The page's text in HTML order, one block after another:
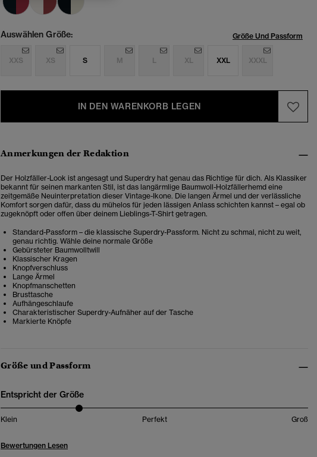
Auswählen Größe: Größe Und Passform
XXS XS S M L XL XXL XXXL
IN DEN WARENKORB LEGEN
Anmerkungen der Redaktion
Der Holzfäller-Look ist angesagt und Superdry hat genau das Richtige für dich. Als Klassiker
bekannt für seinen markanten Stil, ist das langärmlige Baumwoll-Holzfällerhemd eine
zeitgemäße Neuinterpretation dieser Vintage-Ikone. Die langen Ärmel und der verlässliche
Komfort sorgen dafür, dass du mühelos für jeden lässigen Anlass schichten kannst – egal ob
zugeknöpft oder offen über deinem Lieblings-T-Shirt getragen.
Standard-Passform – die klassische Superdry-Passform. Nicht zu schmal, nicht zu weit,
genau richtig. Wähle deine normale Größe
Gebürsteter Baumwolltwill
Klassischer Kragen
Knopfverschluss
Lange Ärmel
Knopfmanschetten
Brusttasche
Aufhängeschlaufe
Charakteristischer Superdry-Aufnäher auf der Tasche
Markierte Knöpfe
Größe und Passform
Entspricht der Größe
Klein Perfekt Groß
Bewertungen Lesen